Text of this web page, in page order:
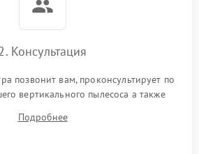
Консультация
позвонит вам, проконсультирует по
вертикального пылесоса а также
Подробнее